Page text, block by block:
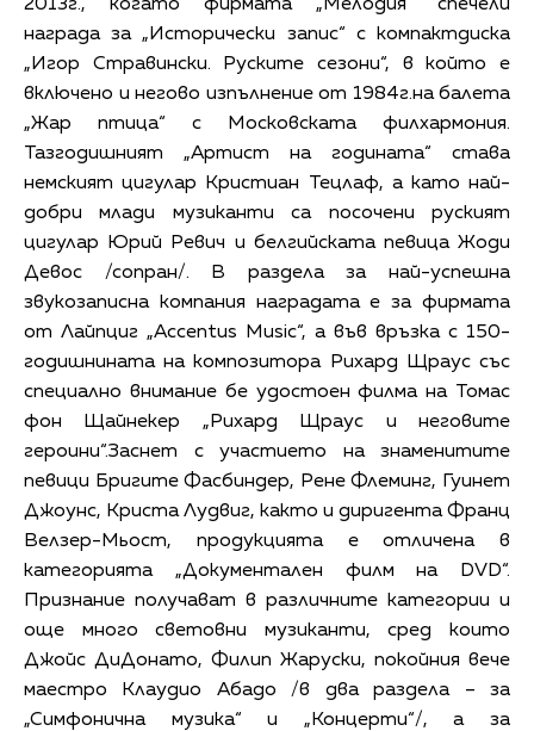
2013г., когато фирмата „Мелодия“ спечели
награда за „Исторически запис“ с компактдиска
„Игор Стравински. Руските сезони“, в който е
включено и негово изпълнение от 1984г.на балета
„Жар птица“ с Московската филхармония.
Тазгодишният „Артист на годината“ става
немският цигулар Кристиан Тецлаф, а като най-
добри млади музиканти са посочени руският
цигулар Юрий Ревич и белгийската певица Жоди
Девос /сопран/. В раздела за най-успешна
звукозаписна компания наградата е за фирмата
от Лайпциг „Accentus Music“, а във връзка с 150-
годишнината на композитора Рихард Щраус със
специално внимание бе удостоен филма на Томас
фон Щайнекер „Рихард Щраус и неговите
героини“.Заснет с участието на знаменитите
певици Бригите Фасбиндер, Рене Флеминг, Гуинет
Джоунс, Криста Лудвиг, както и диригента Франц
Велзер-Мьост, продукцията е отличена в
категорията „Документален филм на DVD“.
Признание получават в различните категории и
още много световни музиканти, сред които
Джойс ДиДонато, Филип Жаруски, покойния вече
маестро Клаудио Абадо /в два раздела – за
„Симфонична музика“ и „Концерти“/, а за